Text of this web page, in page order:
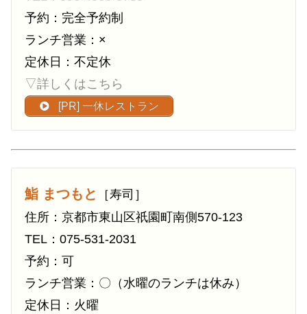
予約：完全予約制
ランチ営業：×
定休日：不定休
▽詳しくはこちら
[PR] 一休レストラン
鮨 まつもと
［寿司］
住所：京都市東山区祇園町南側570-123
TEL：075-531-2031
予約：可
ランチ営業：〇（水曜のランチは休み）
定休日：火曜